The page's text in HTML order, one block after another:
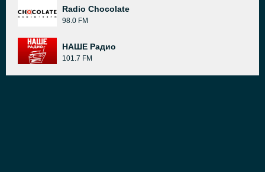
Radio Chocolate
98.0 FM
НАШЕ Радио
101.7 FM